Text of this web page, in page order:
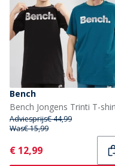
Bench
Adviesprijs€ 44,99
Was€ 15,99
Current
€ 12,99